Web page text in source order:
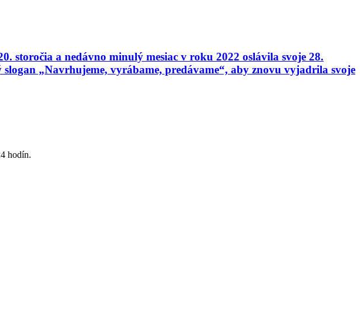
storočia a nedávno minulý mesiac v roku 2022 oslávila svoje 28.
„Navrhujeme, vyrábame, predávame“, aby znovu vyjadrila svoje
hodín.